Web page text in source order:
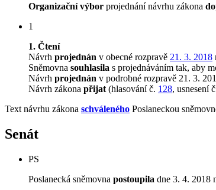
Organizační výbor projednání návrhu zákona
1
1. Čtení
Návrh projednán v obecné rozpravě 21. 3. 2018
Sněmovna souhlasila s projednáváním tak, aby
Návrh projednán v podrobné rozpravě 21. 3.
Návrh zákona přijat (hlasování č. 128, usnesení
Text návrhu zákona schváleného Poslaneckou
Senát
PS
Poslanecká sněmovna postoupila dne 3. 4. 2018